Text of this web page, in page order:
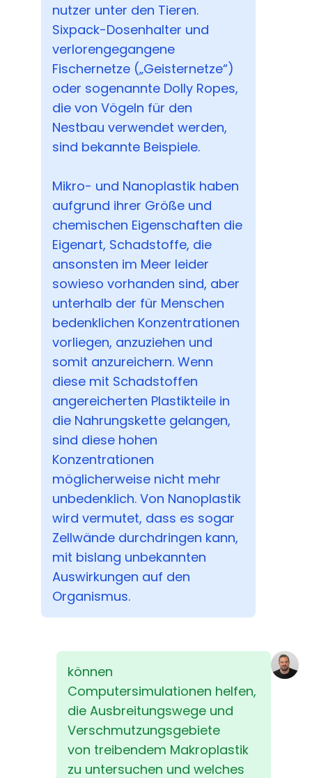
nutzer unter den Tieren.
Sixpack-Dosenhalter und
verlorengegangene
Fischernetze („Geisternetze“)
oder sogenannte Dolly Ropes,
die von Vögeln für den
Nestbau verwendet werden,
sind bekannte Beispiele.
Mikro- und Nanoplastik haben
aufgrund ihrer Größe und
chemischen Eigenschaften die
Eigenart, Schadstoffe, die
ansonsten im Meer leider
sowieso vorhanden sind, aber
unterhalb der für Menschen
bedenklichen Konzentrationen
vorliegen, anzuziehen und
somit anzureichern. Wenn
diese mit Schadstoffen
angereicherten Plastikteile in
die Nahrungskette gelangen,
sind diese hohen
Konzentrationen
möglicherweise nicht mehr
unbedenklich. Von Nanoplastik
wird vermutet, dass es sogar
Zellwände durchdringen kann,
mit bislang unbekannten
Auswirkungen auf den
Organismus.
können
Computersimulationen helfen,
die Ausbreitungswege und
Verschmutzungsgebiete
von treibendem Makroplastik
zu untersuchen und welches